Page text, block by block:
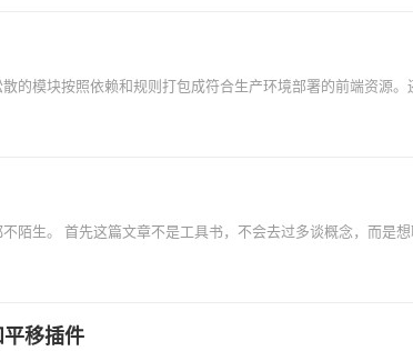
的模块按照依赖和规则打包成符合生产环境部署的前端资源。
陌生。 首先这篇文章不是工具书，不会去过多谈概念，而是
移插件